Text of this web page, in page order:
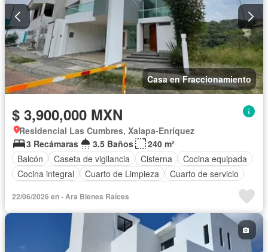
Casa en Fraccionamiento
$ 3,900,000 MXN
Residencial Las Cumbres, Xalapa-Enríquez
3 Recámaras
3.5 Baños
240 m²
Balcón
Caseta de vigilancia Cisterna
Cocina equipada
Cocina integral
Cuarto de Limpieza
Cuarto de servicio
Recámara con closet
Vista panorámica
22/06/2026 en - Ara Bienes Raíces